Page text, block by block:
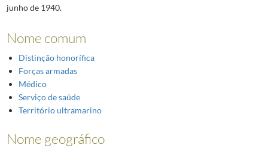
junho de 1940.
Nome comum
Distinção honorífica
Forças armadas
Médico
Serviço de saúde
Território ultramarino
Nome geográfico